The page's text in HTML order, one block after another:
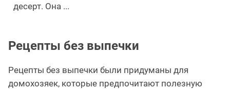
десерт. Она ...
Рецепты без выпечки
Рецепты без выпечки были придуманы для
домохозяек, которые предпочитают полезную